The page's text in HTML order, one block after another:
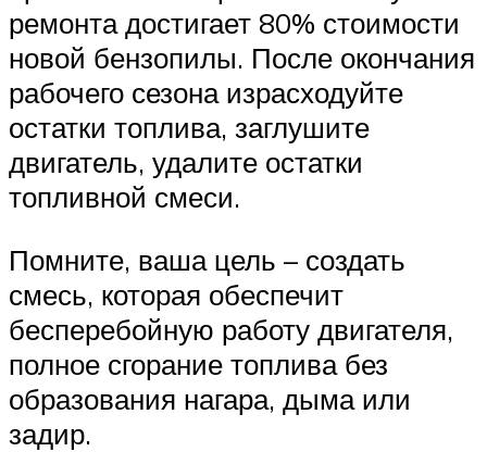
ремонта достигает 80% стоимости
новой бензопилы. После окончания
рабочего сезона израсходуйте
остатки топлива, заглушите
двигатель, удалите остатки
топливной смеси.
Помните, ваша цель – создать
смесь, которая обеспечит
бесперебойную работу двигателя,
полное сгорание топлива без
образования нагара, дыма или
задир.